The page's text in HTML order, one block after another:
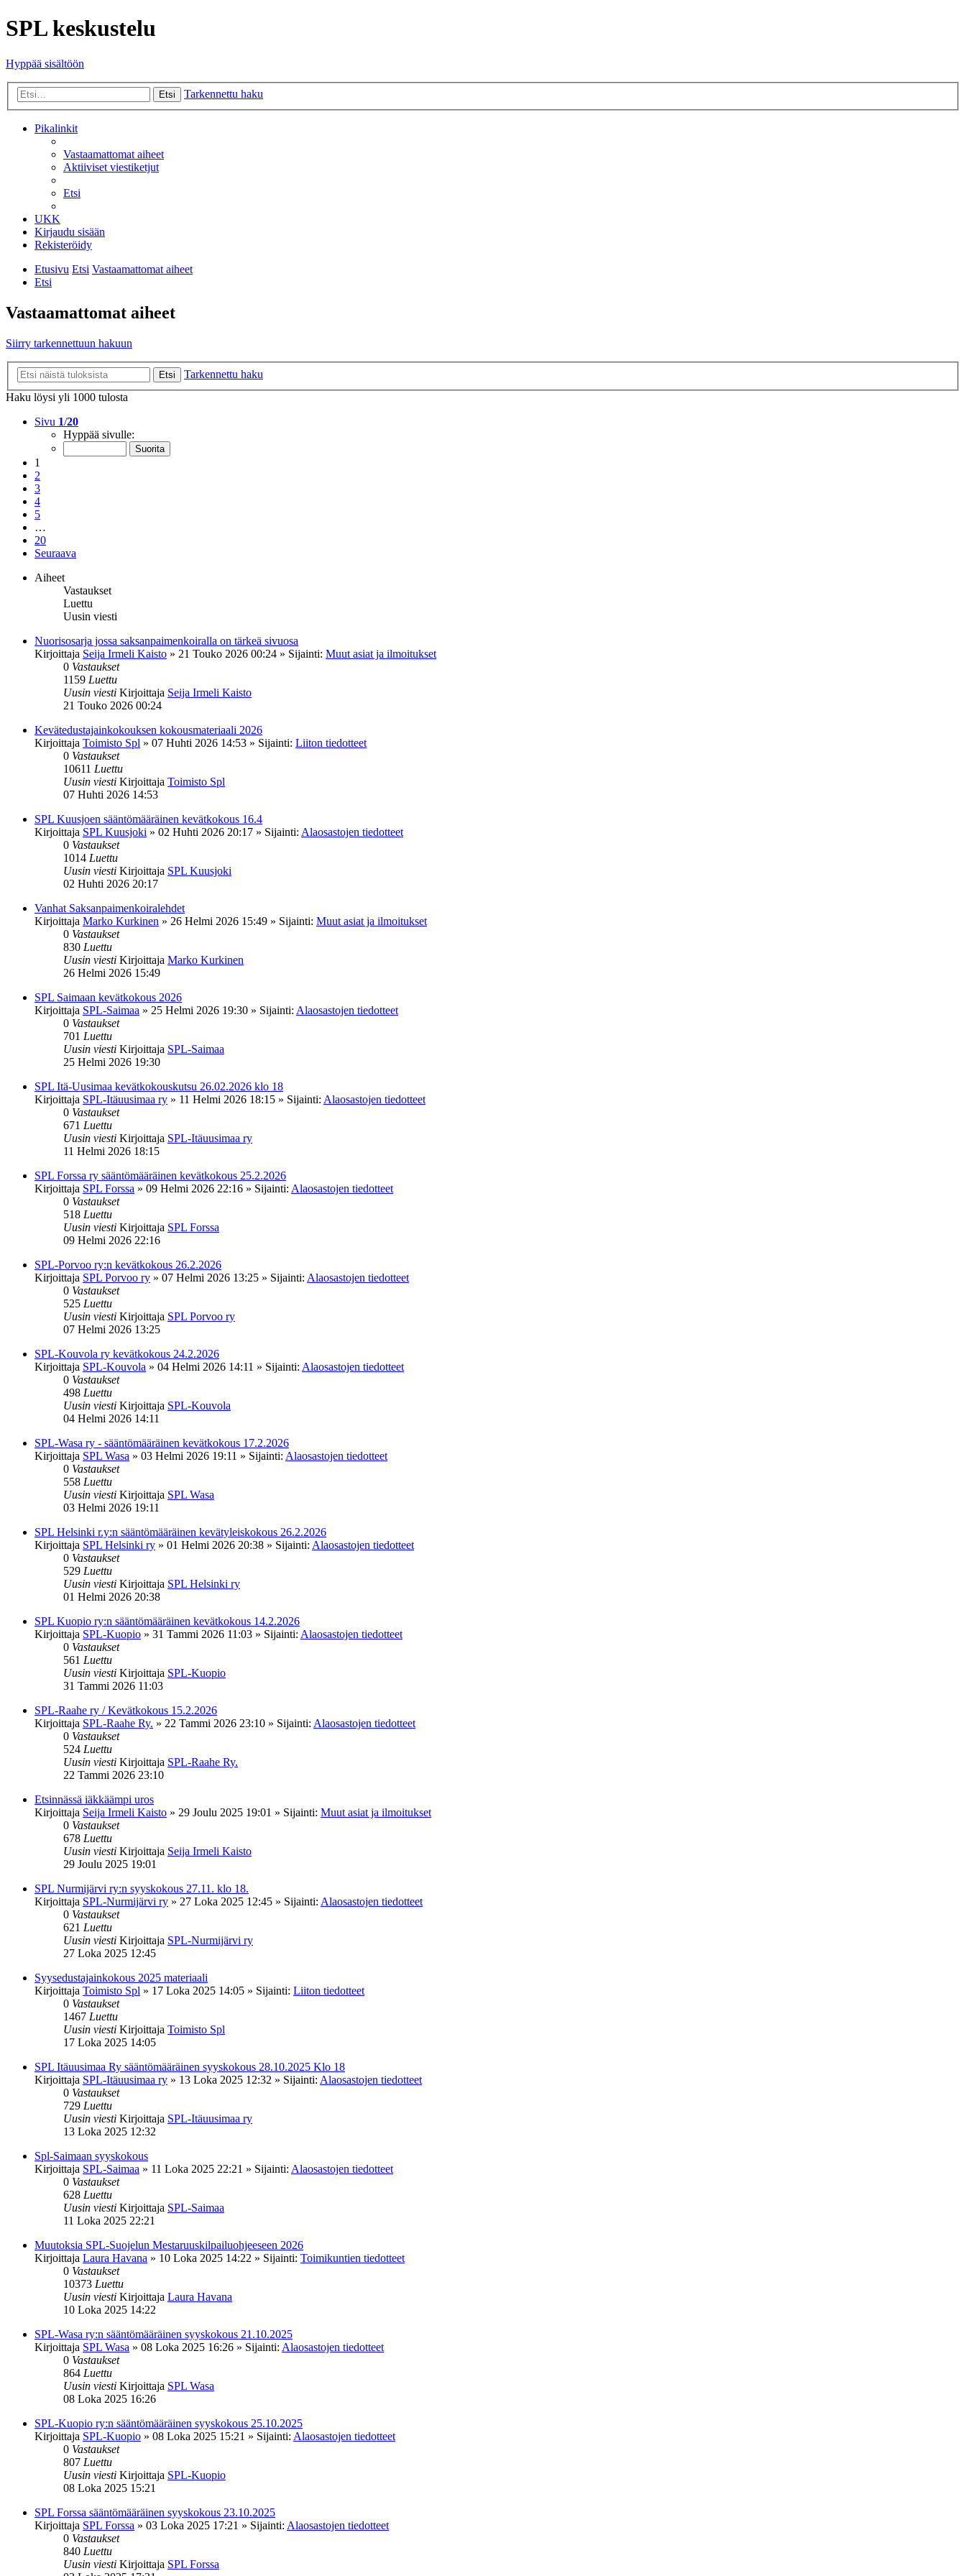
SPL keskustelu
Hyppää sisältöön
Etsi Tarkennettu haku
Pikalinkit
Vastaamattomat aiheet
Aktiiviset viestiketjut
Etsi
UKK
Kirjaudu sisään
Rekisteröidy
Etusivu Etsi Vastaamattomat aiheet
Etsi
Vastaamattomat aiheet
Siirry tarkennettuun hakuun
Etsi
Tarkennettu haku
Haku löysi yli 1000 tulosta
Sivu 1/20
Hyppää sivulle:
1
2
3
4
5
…
20
Seuraava
Aiheet
Vastaukset
Luettu
Uusin viesti
Nuorisosarja jossa saksanpaimenkoiralla on tärkeä sivuosa
Kirjoittaja Seija Irmeli Kaisto » 21 Touko 2026 00:24 » Sijainti: Muut asiat ja ilmoitukset
0 Vastaukset
1159 Luettu
Uusin viesti Kirjoittaja Seija Irmeli Kaisto
21 Touko 2026 00:24
Kevätedustajainkokouksen kokousmateriaali 2026
Kirjoittaja Toimisto Spl » 07 Huhti 2026 14:53 » Sijainti: Liiton tiedotteet
0 Vastaukset
10611 Luettu
Uusin viesti Kirjoittaja Toimisto Spl
07 Huhti 2026 14:53
SPL Kuusjoen sääntömääräinen kevätkokous 16.4
Kirjoittaja SPL Kuusjoki » 02 Huhti 2026 20:17 » Sijainti: Alaosastojen tiedotteet
0 Vastaukset
1014 Luettu
Uusin viesti Kirjoittaja SPL Kuusjoki
02 Huhti 2026 20:17
Vanhat Saksanpaimenkoiralehdet
Kirjoittaja Marko Kurkinen » 26 Helmi 2026 15:49 » Sijainti: Muut asiat ja ilmoitukset
0 Vastaukset
830 Luettu
Uusin viesti Kirjoittaja Marko Kurkinen
26 Helmi 2026 15:49
SPL Saimaan kevätkokous 2026
Kirjoittaja SPL-Saimaa » 25 Helmi 2026 19:30 » Sijainti: Alaosastojen tiedotteet
0 Vastaukset
701 Luettu
Uusin viesti Kirjoittaja SPL-Saimaa
25 Helmi 2026 19:30
SPL Itä-Uusimaa kevätkokouskutsu 26.02.2026 klo 18
Kirjoittaja SPL-Itäuusimaa ry » 11 Helmi 2026 18:15 » Sijainti: Alaosastojen tiedotteet
0 Vastaukset
671 Luettu
Uusin viesti Kirjoittaja SPL-Itäuusimaa ry
11 Helmi 2026 18:15
SPL Forssa ry sääntömääräinen kevätkokous 25.2.2026
Kirjoittaja SPL Forssa » 09 Helmi 2026 22:16 » Sijainti: Alaosastojen tiedotteet
0 Vastaukset
518 Luettu
Uusin viesti Kirjoittaja SPL Forssa
09 Helmi 2026 22:16
SPL-Porvoo ry:n kevätkokous 26.2.2026
Kirjoittaja SPL Porvoo ry » 07 Helmi 2026 13:25 » Sijainti: Alaosastojen tiedotteet
0 Vastaukset
525 Luettu
Uusin viesti Kirjoittaja SPL Porvoo ry
07 Helmi 2026 13:25
SPL-Kouvola ry kevätkokous 24.2.2026
Kirjoittaja SPL-Kouvola » 04 Helmi 2026 14:11 » Sijainti: Alaosastojen tiedotteet
0 Vastaukset
498 Luettu
Uusin viesti Kirjoittaja SPL-Kouvola
04 Helmi 2026 14:11
SPL-Wasa ry - sääntömääräinen kevätkokous 17.2.2026
Kirjoittaja SPL Wasa » 03 Helmi 2026 19:11 » Sijainti: Alaosastojen tiedotteet
0 Vastaukset
558 Luettu
Uusin viesti Kirjoittaja SPL Wasa
03 Helmi 2026 19:11
SPL Helsinki r.y:n sääntömääräinen kevätyleiskokous 26.2.2026
Kirjoittaja SPL Helsinki ry » 01 Helmi 2026 20:38 » Sijainti: Alaosastojen tiedotteet
0 Vastaukset
529 Luettu
Uusin viesti Kirjoittaja SPL Helsinki ry
01 Helmi 2026 20:38
SPL Kuopio ry:n sääntömääräinen kevätkokous 14.2.2026
Kirjoittaja SPL-Kuopio » 31 Tammi 2026 11:03 » Sijainti: Alaosastojen tiedotteet
0 Vastaukset
561 Luettu
Uusin viesti Kirjoittaja SPL-Kuopio
31 Tammi 2026 11:03
SPL-Raahe ry / Kevätkokous 15.2.2026
Kirjoittaja SPL-Raahe Ry. » 22 Tammi 2026 23:10 » Sijainti: Alaosastojen tiedotteet
0 Vastaukset
524 Luettu
Uusin viesti Kirjoittaja SPL-Raahe Ry.
22 Tammi 2026 23:10
Etsinnässä iäkkäämpi uros
Kirjoittaja Seija Irmeli Kaisto » 29 Joulu 2025 19:01 » Sijainti: Muut asiat ja ilmoitukset
0 Vastaukset
678 Luettu
Uusin viesti Kirjoittaja Seija Irmeli Kaisto
29 Joulu 2025 19:01
SPL Nurmijärvi ry:n syyskokous 27.11. klo 18.
Kirjoittaja SPL-Nurmijärvi ry » 27 Loka 2025 12:45 » Sijainti: Alaosastojen tiedotteet
0 Vastaukset
621 Luettu
Uusin viesti Kirjoittaja SPL-Nurmijärvi ry
27 Loka 2025 12:45
Syysedustajainkokous 2025 materiaali
Kirjoittaja Toimisto Spl » 17 Loka 2025 14:05 » Sijainti: Liiton tiedotteet
0 Vastaukset
1467 Luettu
Uusin viesti Kirjoittaja Toimisto Spl
17 Loka 2025 14:05
SPL Itäuusimaa Ry sääntömääräinen syyskokous 28.10.2025 Klo 18
Kirjoittaja SPL-Itäuusimaa ry » 13 Loka 2025 12:32 » Sijainti: Alaosastojen tiedotteet
0 Vastaukset
729 Luettu
Uusin viesti Kirjoittaja SPL-Itäuusimaa ry
13 Loka 2025 12:32
Spl-Saimaan syyskokous
Kirjoittaja SPL-Saimaa » 11 Loka 2025 22:21 » Sijainti: Alaosastojen tiedotteet
0 Vastaukset
628 Luettu
Uusin viesti Kirjoittaja SPL-Saimaa
11 Loka 2025 22:21
Muutoksia SPL-Suojelun Mestaruuskilpailuohjeeseen 2026
Kirjoittaja Laura Havana » 10 Loka 2025 14:22 » Sijainti: Toimikuntien tiedotteet
0 Vastaukset
10373 Luettu
Uusin viesti Kirjoittaja Laura Havana
10 Loka 2025 14:22
SPL-Wasa ry:n sääntömääräinen syyskokous 21.10.2025
Kirjoittaja SPL Wasa » 08 Loka 2025 16:26 » Sijainti: Alaosastojen tiedotteet
0 Vastaukset
864 Luettu
Uusin viesti Kirjoittaja SPL Wasa
08 Loka 2025 16:26
SPL-Kuopio ry:n sääntömääräinen syyskokous 25.10.2025
Kirjoittaja SPL-Kuopio » 08 Loka 2025 15:21 » Sijainti: Alaosastojen tiedotteet
0 Vastaukset
807 Luettu
Uusin viesti Kirjoittaja SPL-Kuopio
08 Loka 2025 15:21
SPL Forssa sääntömääräinen syyskokous 23.10.2025
Kirjoittaja SPL Forssa » 03 Loka 2025 17:21 » Sijainti: Alaosastojen tiedotteet
0 Vastaukset
840 Luettu
Uusin viesti Kirjoittaja SPL Forssa